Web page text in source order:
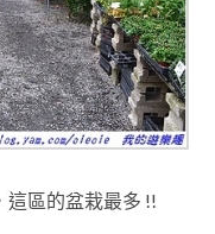
這區的盆栽最多 !!